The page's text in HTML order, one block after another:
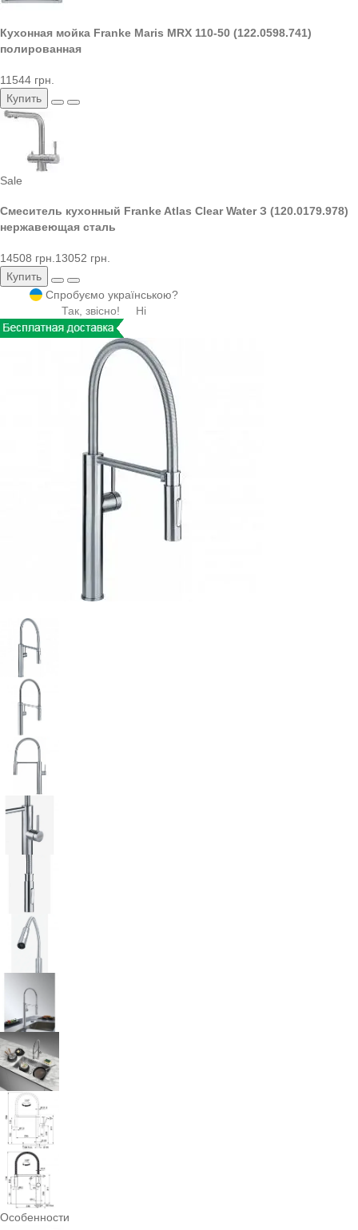
Кухонная мойка Franke Maris MRX 110-50 (122.0598.741)
полированная
11544 грн.
Купить
Sale
Смеситель кухонный Franke Atlas Clear Water З (120.0179.978)
нержавеющая сталь
14508 грн. 13052 грн.
Купить
Спробуємо українською?
Так, звісно!
Ні
Особенности